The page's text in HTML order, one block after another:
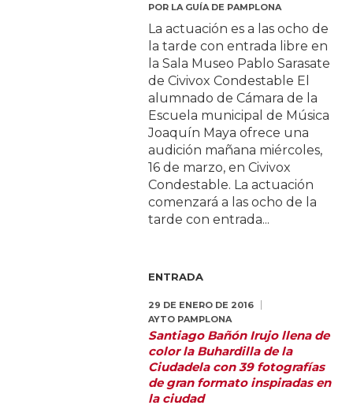
POR LA GUÍA DE PAMPLONA
La actuación es a las ocho de
la tarde con entrada libre en
la Sala Museo Pablo Sarasate
de Civivox Condestable El
alumnado de Cámara de la
Escuela municipal de Música
Joaquín Maya ofrece una
audición mañana miércoles,
16 de marzo, en Civivox
Condestable. La actuación
comenzará a las ocho de la
tarde con entrada...
ENTRADA
29 DE ENERO DE 2016
AYTO PAMPLONA
Santiago Bañón Irujo llena de
color la Buhardilla de la
Ciudadela con 39 fotografías
de gran formato inspiradas en
la ciudad